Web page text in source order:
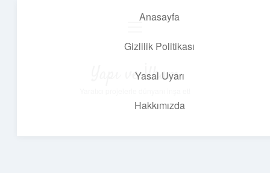
Anasayfa
Gizlilik Politikası
Yasal Uyarı
Hakkımızda
Yapı ve İlham